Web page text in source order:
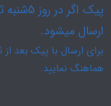
پیک اگر
ارسال میشود.
برای ارسال با پیک بعد
هماهنگ نمایید.